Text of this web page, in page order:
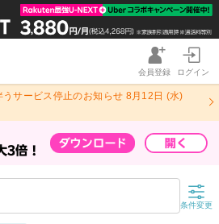
会員登録 ログイン
サービス停止のお知らせ 8月12日 (水)
条件変更